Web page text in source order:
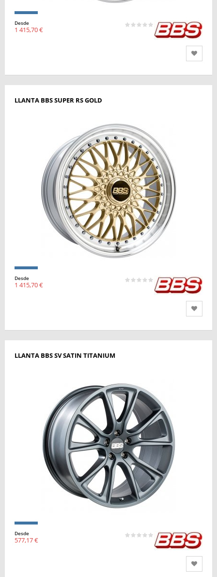
Desde
1 415,70 €
LLANTA BBS SUPER RS GOLD
Desde
1 415,70 €
LLANTA BBS SV SATIN TITANIUM
Desde
577,17 €